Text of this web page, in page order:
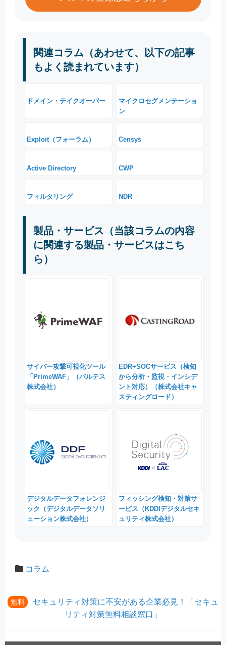
関連コラム（あわせて、以下の記事
もよく読まれています）
ドメイン・テイクオーバー
マイクロセグメンテーショ
ン
Exploit（フォーラム） Censys
Active Directory CWP
フィルタリング NDR
製品・サービス（当該コラムの内容
に関連する製品・サービスはこち
ら）
サイバー攻撃可視化ツール
「PrimeWAF」（バルテス
株式会社）
EDR+SOCサービス（検知
から分析・監視・インシデ
ント対応）（株式会社キャ
スティングロード）
デジタルデータフォレンジ
ック（デジタルデータソリ
ューション株式会社）
フィッシング検知・対策サ
ービス（KDDIデジタルセキ
ュリティ株式会社）
コラム
無料
セキュリティ対策に不安がある企業必見！「セキュ
リティ対策無料相談窓口」